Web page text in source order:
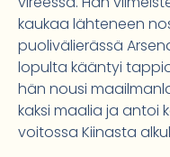
kaukaa lähteneen
puolivälierässä
lopulta kääntyi
hän nousi
kaksi maalia ja antoi
voitossa Kiinasta